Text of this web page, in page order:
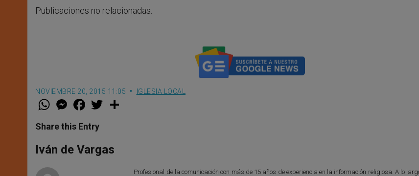
Publicaciones no relacionadas.
NOVIEMBRE 20, 2015 11:05 IGLESIA LOCAL
W
t
s
p
p
M
e
s
e
g
e
F
a
e
b
o
k
w
r
Share this Entry
Iván de Vargas
Profesional de la comunicación con más de 15 años de experiencia en la información religiosa. A lo